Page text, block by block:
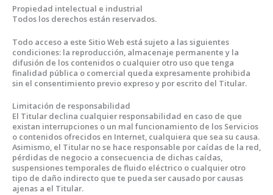
Propiedad intelectual e industrial
Todos los derechos están reservados.
Todo acceso a este Sitio Web está sujeto a las siguientes
condiciones: la reproducción, almacenaje permanente y la
difusión de los contenidos o cualquier otro uso que tenga
finalidad pública o comercial queda expresamente prohibida
sin el consentimiento previo expreso y por escrito del Titular.
Limitación de responsabilidad
El Titular declina cualquier responsabilidad en caso de que
existan interrupciones o un mal funcionamiento de los Servicios
o contenidos ofrecidos en Internet, cualquiera que sea su causa.
Asimismo, el Titular no se hace responsable por caídas de la red,
pérdidas de negocio a consecuencia de dichas caídas,
suspensiones temporales de fluido eléctrico o cualquier otro
tipo de daño indirecto que te pueda ser causado por causas
ajenas a el Titular.